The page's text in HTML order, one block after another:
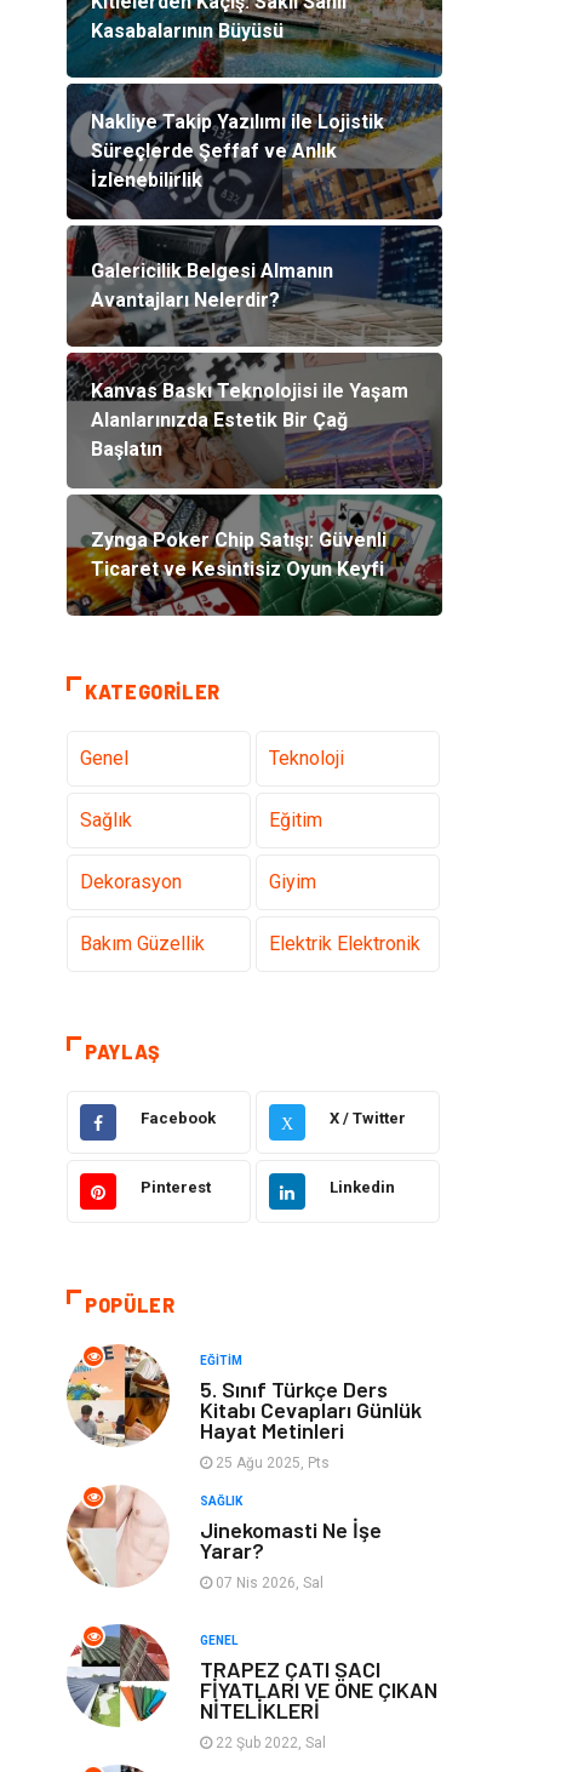
Kasabalarının Büyüsü
Nakliye Takip Yazılımı ile Lojistik
Süreçlerde Şeffaf ve Anlık
İzlenebilirlik
Galericilik Belgesi Almanın
Avantajları Nelerdir?
Kanvas Baskı Teknolojisi ile Yaşam
Alanlarınızda Estetik Bir Çağ
Başlatın
Zynga Poker Chip Satışı: Güvenli
Ticaret ve Kesintisiz Oyun Keyfi
KATEGORILER
Genel Teknoloji
Sağlık Eğitim
Dekorasyon Giyim
Bakım Güzellik Elektrik Elektronik
Makine
Bilgisayar &
Otomotiv
Aksesuar
Bebek Giyim Tarih
PAYLAŞ
Facebook X X / Twitter
Pinterest Linkedin
POPÜLER
EĞITIM
5. Sınıf Türkçe Ders
Kitabı Cevapları Günlük
Hayat Metinleri
25 Ağu 2025, Pts
SAĞLIK
Jinekomasti Ne İşe
Yarar?
07 Nis 2026, Sal
GENEL
TRAPEZ ÇATI SACI
FİYATLARI VE ÖNE ÇIKAN
NİTELİKLERİ
22 Şub 2022, Sal